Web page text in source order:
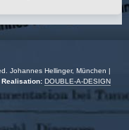
Johannes Hellinger, München |
Realisation: DOUBLE-A-DESIGN